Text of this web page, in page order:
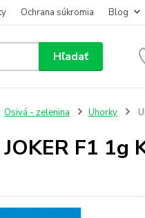
Ochrana súkromia Blog
Hľadať
Osivá - zelenina Uhorky
F1 1g